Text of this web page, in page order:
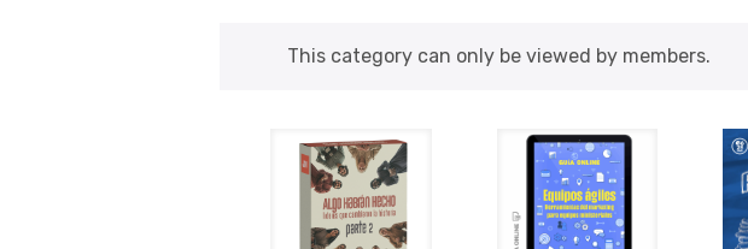
This category can only be viewed by members.